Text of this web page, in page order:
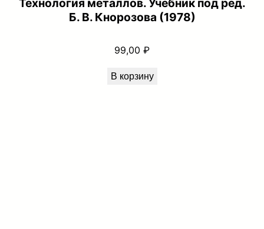
Технология металлов. Учебник под ред.
Б. В. Кнорозова (1978)
99,00 ₽
В корзину